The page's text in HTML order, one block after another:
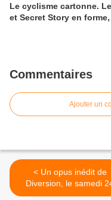
Le cyclisme cartonne.
et Secret Story en
Commentaires
Ajouter un
< Un opus inédit de
Diversion, le samedi
août 2019 à 21h05 sur